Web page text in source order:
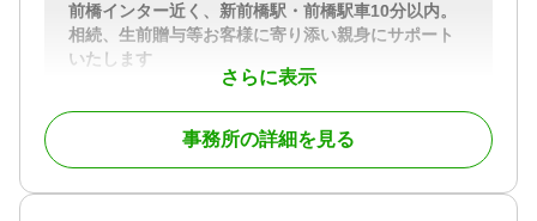
さらに表示
前橋インター近く、新前橋駅・前橋駅車10分以内。
相続、生前贈与等お客様に寄り添い親身にサポート
いたします
相続税の申告は個人をゆっくり悼む間もなく期限が
迫ってしまうものです。財産が何もないと思ってい
ても、後から申告の必要なものが出てきて慌ててし
まう事があります。
当事務所では相続の申告件数も多く安心してお任せ
事務所の詳細を見る